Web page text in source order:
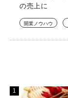
の売上に
開業ノウハウ